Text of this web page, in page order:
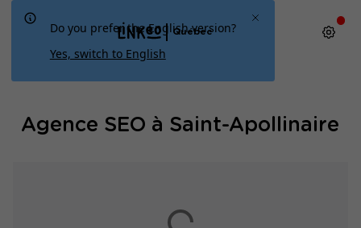
Québec
Agence SEO à Saint-Apollinaire
Do you prefer the English version?
Yes, switch to English